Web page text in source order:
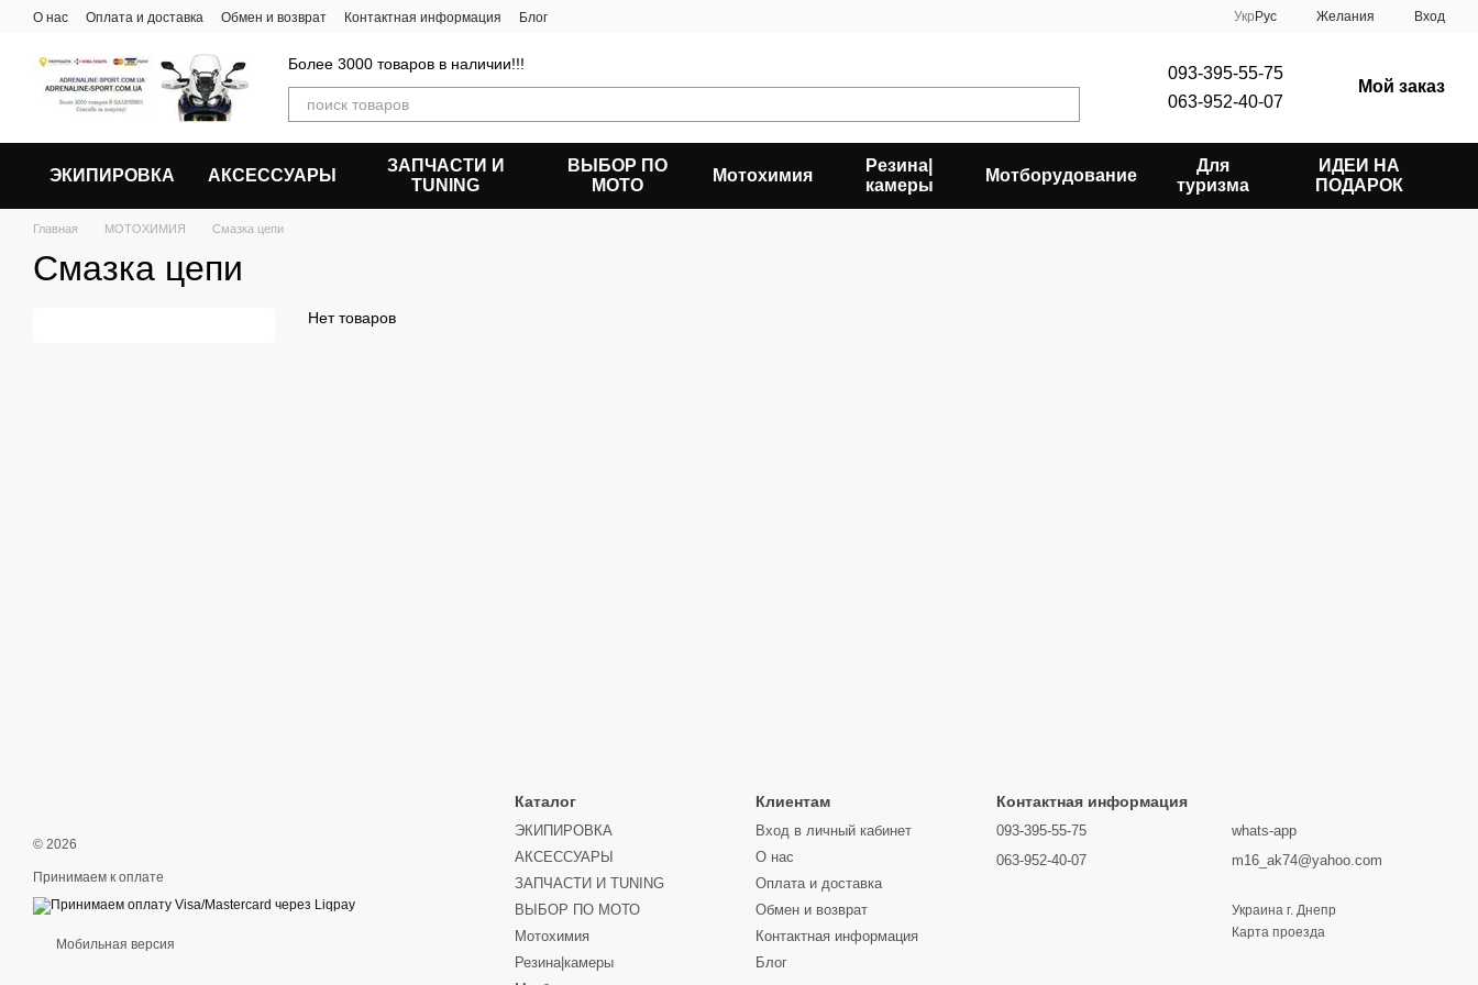
Перейти к основному контенту
О нас Оплата и доставка Обмен и возврат Контактная информация Блог Укр Рус Желания Вход
Более 3000 товаров в наличии!!!
093-395-55-75
063-952-40-07
Мой заказ
ЭКИПИРОВКА АКСЕССУАРЫ
ЗАПЧАСТИ И
ТUNING
ВЫБОР ПО
МОТО
Мотохимия
Резина|
камеры
Мотборудование
Для
туризма
ИДЕИ НА
ПОДАРОК
Главная МОТОХИМИЯ Смазка цепи
Смазка цепи
Нет товаров
© 2026
Принимаем к оплате
Мобильная версия
Каталог
ЭКИПИРОВКА
АКСЕССУАРЫ
ЗАПЧАСТИ И ТUNING
ВЫБОР ПО МОТО
Мотохимия
Резина|камеры
Клиентам
Вход в личный кабинет
О нас
Оплата и доставка
Обмен и возврат
Контактная информация
Блог
Контактная информация
093-395-55-75
063-952-40-07
whats-app
m16_ak74@yahoo.com
Украина г. Днепр
Карта проезда